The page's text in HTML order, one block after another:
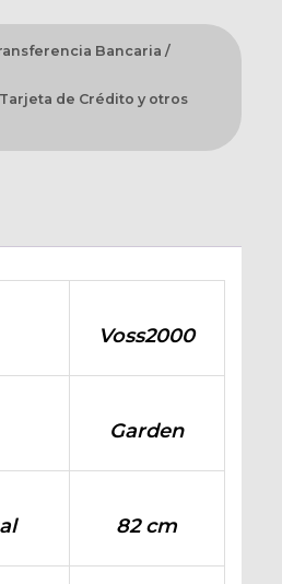
Bancaria /
de Crédito y otros
Voss2000
Garden
82 cm